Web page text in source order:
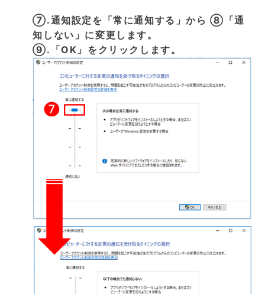
⑦.通知設定を「常に通知する」から ⑧「通
知しない」に変更します。
⑨.「OK」をクリックします。